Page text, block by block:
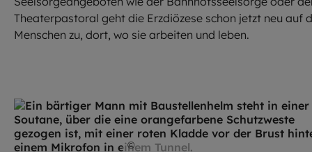
Theaterpastoral geht die Erzdiözese schon jetzt neu auf
Menschen zu, dort, wo sie arbeiten und leben.
© Lennart Preiss / EOM